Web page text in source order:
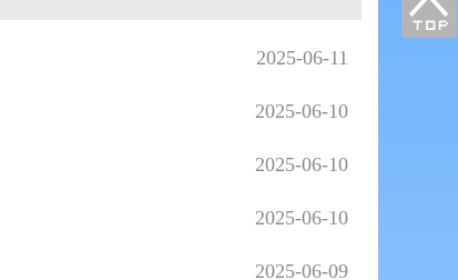
2025-06-11
2025-06-10
2025-06-10
2025-06-10
2025-06-09